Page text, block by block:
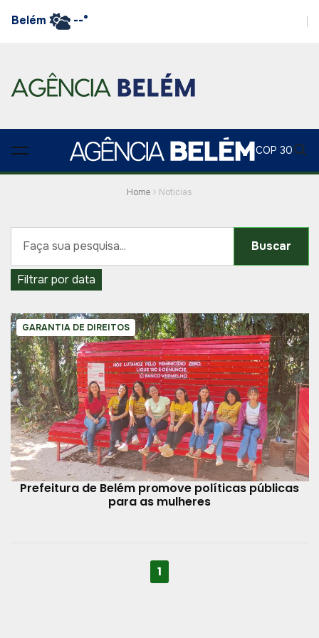
Belém --°
COP 30
Home Noticias
Buscar
Filtrar por data
GARANTIA DE DIREITOS
Prefeitura de Belém promove políticas públicas
para as mulheres
1